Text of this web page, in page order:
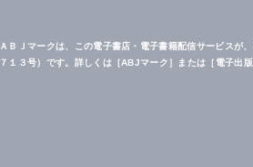
ＡＢＪマークは、この電子書店・電子書籍配信サービスが
７１３号）です。詳しくは［ABJマーク］または［電子出